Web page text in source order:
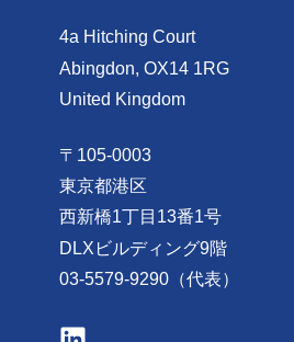
4a Hitching Court
Abingdon, OX14 1RG
United Kingdom
〒105-0003
東京都港区
西新橋1丁目13番1号
DLXビルディング9階
03-5579-9290（代表）
V